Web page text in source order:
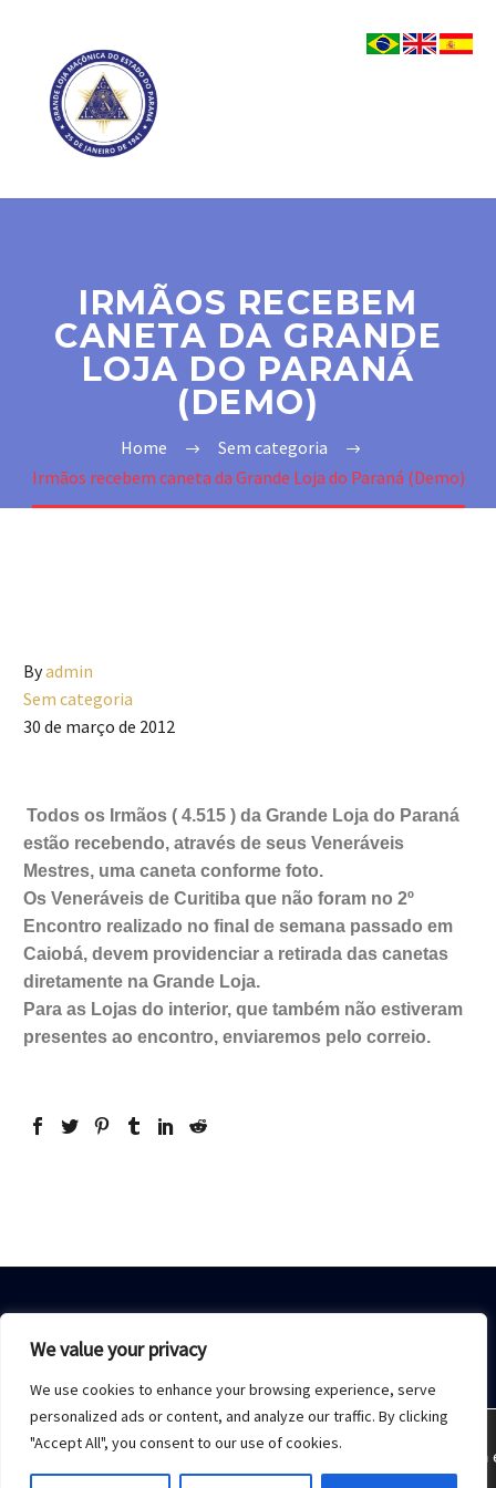
We value your privacy
We use cookies to enhance your browsing experience, serve
personalized ads or content, and analyze our traffic. By clicking
"Accept All", you consent to our use of cookies.
IRMÃOS RECEBEM
CANETA DA GRANDE
LOJA DO PARANÁ
(DEMO)
Home
Sem categoria
Irmãos recebem caneta da Grande Loja do Paraná (Demo)
Byadmin
Sem categoria
30 de março de 2012
Todos os Irmãos ( 4.515 ) da Grande Loja do Paraná
estão recebendo, através de seus Veneráveis
Mestres, uma caneta conforme foto.
Os Veneráveis de Curitiba que não foram no 2º
Encontro realizado no final de semana passado em
Caiobá, devem providenciar a retirada das canetas
diretamente na Grande Loja.
Para as Lojas do interior, que também não estiveram
presentes ao encontro, enviaremos pelo correio.
Sobre Nós Acesso restrito Contato
Estamos usando cookies para oferecer a melhor